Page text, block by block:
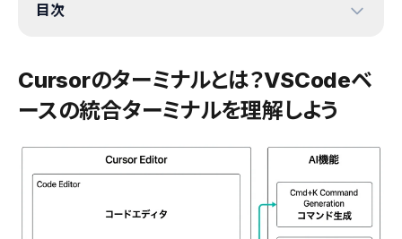
目次
Cursorのターミナルとは？VSCodeベ
ースの統合ターミナルを理解しよう